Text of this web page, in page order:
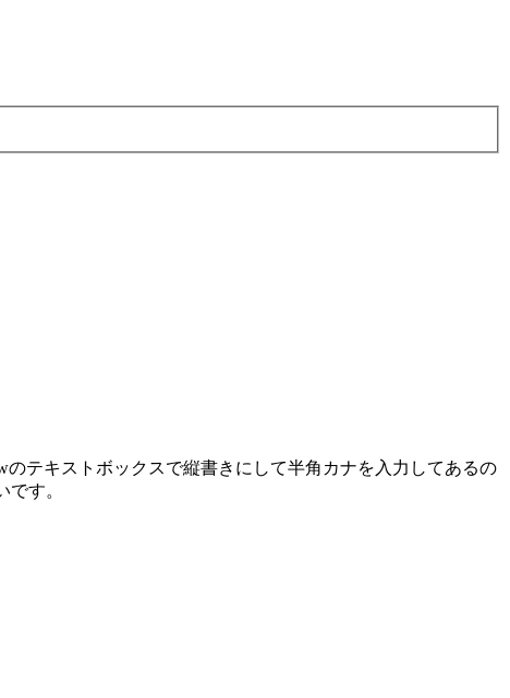
テキストボックスで縦書きにして半角カナを入力してあるの
す。